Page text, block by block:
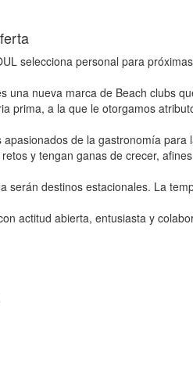
selecciona personal para
una nueva marca de Beach clubs
prima, a la que le otorgamos
apasionados de la gastronomía
y tengan ganas de crecer,
serán destinos estacionales. La
actitud abierta, entusiasta y